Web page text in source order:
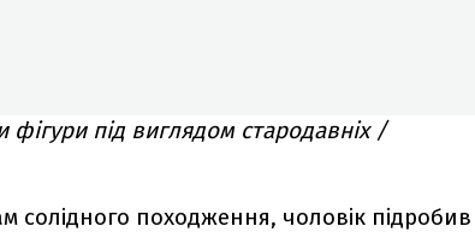
фігури під виглядом стародавніх /
солідного походження, чоловік підробив